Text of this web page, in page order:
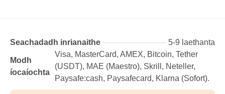
Seachadadh inrianaithe 5-9 laethanta
Modh
íocaíochta
Visa, MasterCard, AMEX, Bitcoin, Tether
(USDТ), MAE (Maestro), Skrill, Neteller,
Paysafe:cash, Paysafecard, Klarna (Sofort).